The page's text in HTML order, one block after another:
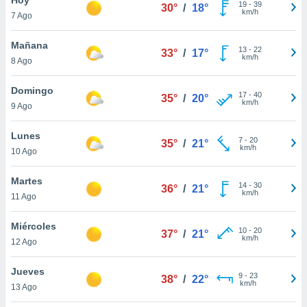
y
en
más
de
7 Ago
30° / 18° 19- 39
km/h
Mañana
8 Ago
33° / 17° 13- 22
km/h
Domingo
9 Ago
35° / 20° 17- 40
km/h
Lunes
10 Ago
35° / 21° 7- 20
km/h
Martes
11 Ago
36° / 21° 14- 30
km/h
Miércoles
12 Ago
37° / 21° 10- 20
km/h
Jueves
13 Ago
38° / 22° 9- 23
km/h